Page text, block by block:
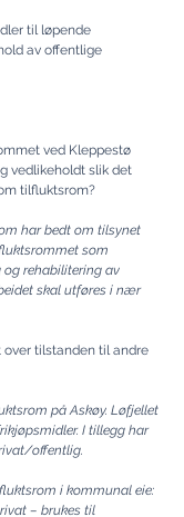
til løpende
av offentlige
ved Kleppestø
vedlikeholdt slik det
tilfluktsrom?
har bedt om tilsynet
som
og rehabilitering av
skal utføres i nær
over tilstanden til andre
på Askøy. Løfjellet
I tillegg har
offentlig.
i kommunal eie:
– brukes til